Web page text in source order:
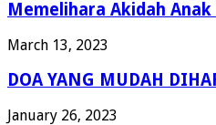
Memelihara Akidah
March 13, 2023
DOA YANG MUDAH
January 26, 2023